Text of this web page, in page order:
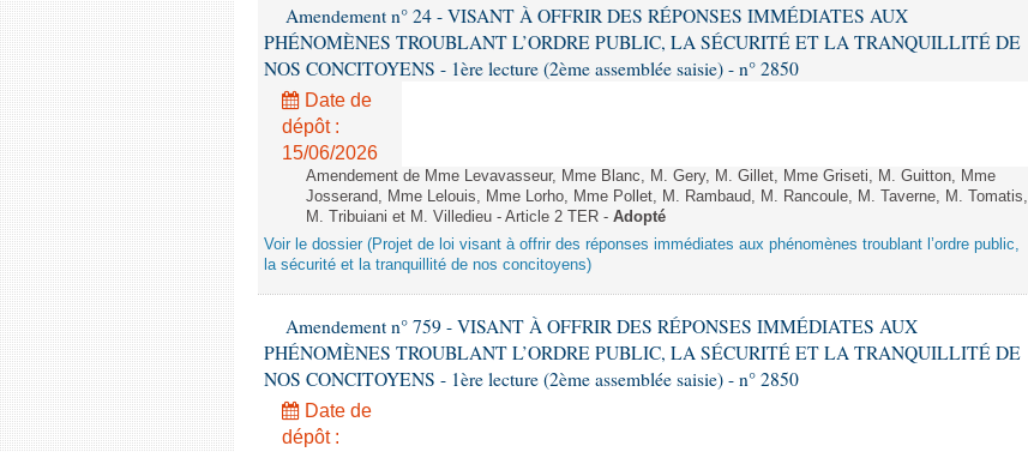
Amendement n° 24 - VISANT À OFFRIR DES RÉPONSES IMMÉDIATES AUX
PHÉNOMÈNES TROUBLANT L’ORDRE PUBLIC, LA SÉCURITÉ ET LA TRANQUILLITÉ DE
NOS CONCITOYENS - 1ère lecture (2ème assemblée saisie) - n° 2850
Date de
dépôt :
15/06/2026
Amendement de Mme Levavasseur, Mme Blanc, M. Gery, M. Gillet, Mme Griseti, M. Guitton, Mme
Josserand, Mme Lelouis, Mme Lorho, Mme Pollet, M. Rambaud, M. Rancoule, M. Taverne, M. Tomatis,
M. Tribuiani et M. Villedieu - Article 2 TER - Adopté
Voir le dossier (Projet de loi visant à offrir des réponses immédiates aux phénomènes troublant l’ordre public,
la sécurité et la tranquillité de nos concitoyens)
Amendement n° 759 - VISANT À OFFRIR DES RÉPONSES IMMÉDIATES AUX
PHÉNOMÈNES TROUBLANT L’ORDRE PUBLIC, LA SÉCURITÉ ET LA TRANQUILLITÉ DE
NOS CONCITOYENS - 1ère lecture (2ème assemblée saisie) - n° 2850
Date de
dépôt :